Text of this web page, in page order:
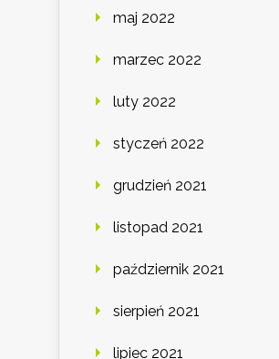
maj 2022
marzec 2022
luty 2022
styczeń 2022
grudzień 2021
listopad 2021
październik 2021
sierpień 2021
lipiec 2021